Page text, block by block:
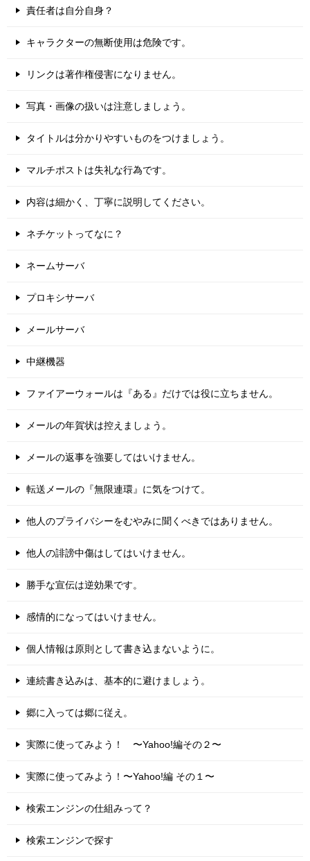
責任者は自分自身？
キャラクターの無断使用は危険です。
リンクは著作権侵害になりません。
写真・画像の扱いは注意しましょう。
タイトルは分かりやすいものをつけましょう。
マルチポストは失礼な行為です。
内容は細かく、丁寧に説明してください。
ネチケットってなに？
ネームサーバ
プロキシサーバ
メールサーバ
中継機器
ファイアーウォールは『ある』だけでは役に立ちません。
メールの年賀状は控えましょう。
メールの返事を強要してはいけません。
転送メールの『無限連環』に気をつけて。
他人のプライバシーをむやみに聞くべきではありません。
他人の誹謗中傷はしてはいけません。
勝手な宣伝は逆効果です。
感情的になってはいけません。
個人情報は原則として書き込まないように。
連続書き込みは、基本的に避けましょう。
郷に入っては郷に従え。
実際に使ってみよう！ 〜Yahoo!編その２〜
実際に使ってみよう！〜Yahoo!編 その１〜
検索エンジンの仕組みって？
検索エンジンで探す